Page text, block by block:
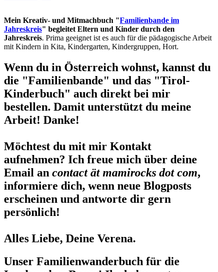
Mein Kreativ- und Mitmachbuch "Familienbande im
Jahreskreis" begleitet Eltern und Kinder durch den
Jahreskreis. Prima geeignet ist es auch für die pädagogische Arbeit
mit Kindern in Kita, Kindergarten, Kindergruppen, Hort.
Wenn du in Österreich wohnst, kannst du
die "Familienbande" und das "Tirol-
Kinderbuch" auch direkt bei mir
bestellen. Damit unterstützt du meine
Arbeit! Danke!
Möchtest du mit mir Kontakt
aufnehmen? Ich freue mich über deine
Email an contact ät mamirocks dot com,
informiere dich, wenn neue Blogposts
erscheinen und antworte dir gern
persönlich!
Alles Liebe, Deine Verena.
Unser Familienwanderbuch für die